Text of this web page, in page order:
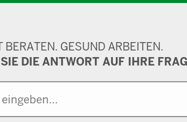
BERATEN. GESUND ARBEITEN.
DIE ANTWORT AUF IHRE